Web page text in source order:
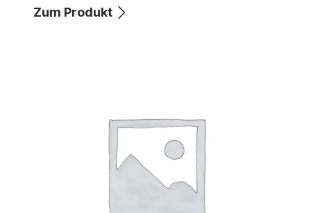
Zum Produkt